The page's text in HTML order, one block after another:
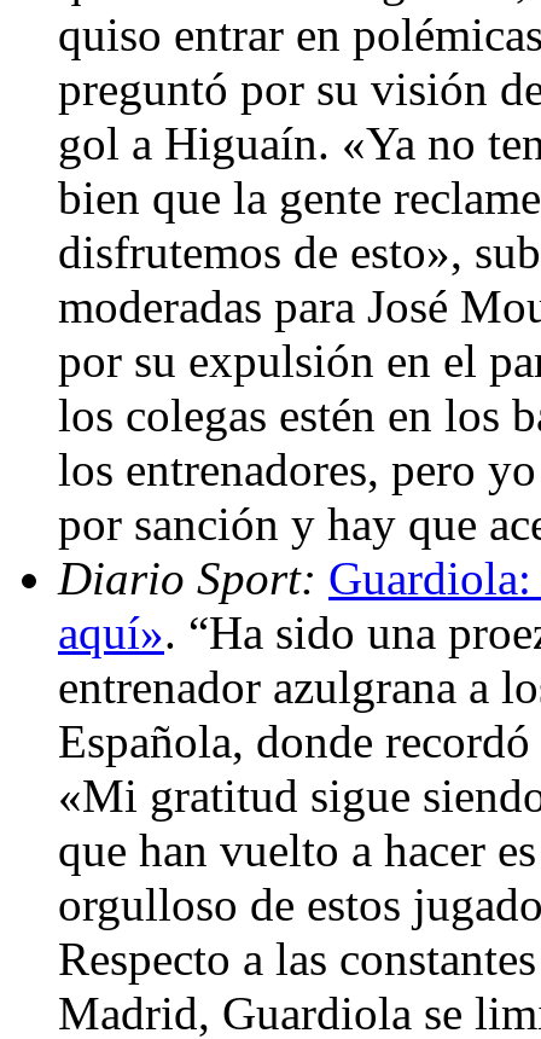
quiso entrar en
preguntó por su visión
gol a Higuaín. «Ya no
bien que la gente
disfrutemos de esto»,
moderadas para José
por su expulsión en el
los colegas estén en los
los entrenadores, pero
por sanción y hay que
Diario Sport: Guardiola:
aquí». “Ha sido una
entrenador azulgrana a
Española, donde
«Mi gratitud sigue
que han vuelto a hacer
orgulloso de estos
Respecto a las
Madrid, Guardiola se